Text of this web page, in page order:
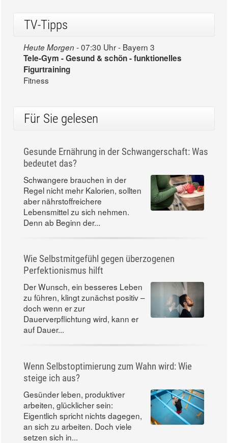
TV-Tipps
Heute Morgen -07:30 Uhr - Bayern 3
Tele-Gym - Gesund & schön - funktionelles
Figurtraining
Fitness
Für Sie gelesen
Gesunde Ernährung in der Schwangerschaft: Was
bedeutet das?
Schwangere brauchen in der
Regel nicht mehr Kalorien, sollten
aber nährstoffreichere
Lebensmittel zu sich nehmen.
Denn ab Beginn der...
Wie Selbstmitgefühl gegen überzogenen
Perfektionismus hilft
Der Wunsch, ein besseres Leben
zu führen, klingt zunächst positiv –
doch wenn er zur
Dauerverpflichtung wird, kann er
auf Dauer...
Wenn Selbstoptimierung zum Wahn wird: Wie
steige ich aus?
Gesünder leben, produktiver
arbeiten, glücklicher sein:
Eigentlich spricht nichts dagegen,
an sich zu arbeiten. Doch viele
setzen sich in...